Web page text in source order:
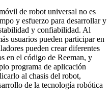
de robot universal no es
y esfuerzo para desarrollar y
y confiabilidad. Al
usuarios pueden participar en
pueden crear diferentes
​​en el código de Reeman, y
programa de aplicación
al chasis del robot,
de la tecnología robótica